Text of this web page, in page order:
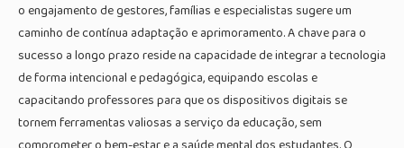
o engajamento de gestores, famílias e especialistas sugere um
caminho de contínua adaptação e aprimoramento. A chave para o
sucesso a longo prazo reside na capacidade de integrar a tecnologia
de forma intencional e pedagógica, equipando escolas e
capacitando professores para que os dispositivos digitais se
tornem ferramentas valiosas a serviço da educação, sem